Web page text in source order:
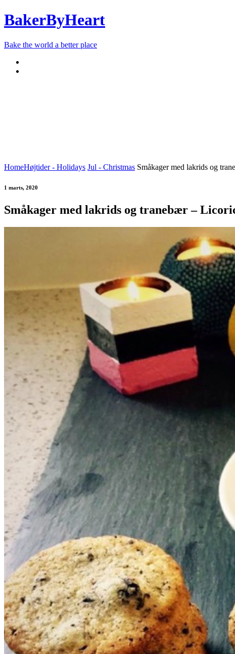
BakerByHeart
Bake the world a better place
HomeHøjtider - Holidays Jul - Christmas Småkager med lakrids og
1 marts, 2020
Småkager med lakrids og tranebær –